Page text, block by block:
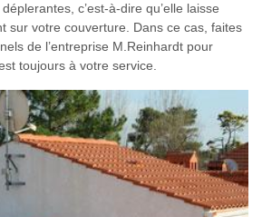
c’est-à-dire qu’elle laisse
sur votre couverture. Dans ce cas, faites
de l’entreprise M.Reinhardt pour
toujours à votre service.